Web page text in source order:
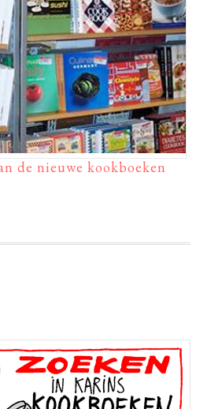
de nieuwe kookboeken